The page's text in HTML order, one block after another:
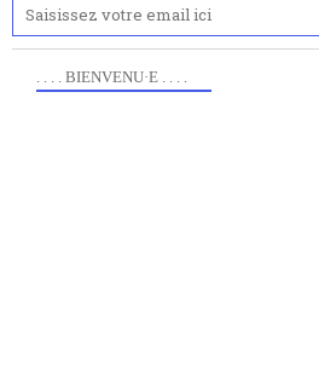
. . . . BIENVENU·E . . . .